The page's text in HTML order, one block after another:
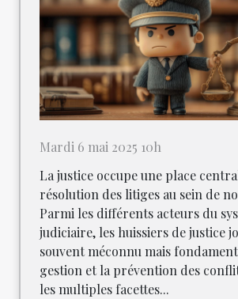
Mardi 6 mai 2025 10h
La justice occupe une place
résolution des litiges au sein de
Parmi les différents acteurs du
judiciaire, les huissiers de justice
souvent méconnu mais
gestion et la prévention des
les multiples facettes...